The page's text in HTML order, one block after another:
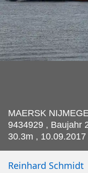
MAERSK
9434929 , Baujahr
30.3m ,
Reinhard Schmidt